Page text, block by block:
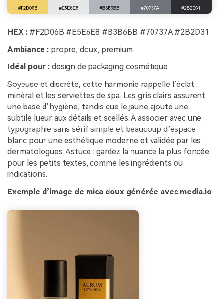
HEX : #F2D06B #E5E6E8 #B3B6BB #70737A #2B2D31
Ambiance : propre, doux, premium
Idéal pour : design de packaging cosmétique
Soyeuse et discrète, cette harmonie rappelle l’éclat
minéral et les serviettes de spa. Les gris clairs assurent
une base d’hygiène, tandis que le jaune ajoute une
subtile lueur aux détails et scellés. À associer avec une
typographie sans sérif simple et beaucoup d’espace
blanc pour une esthétique moderne et validée par les
dermatologues. Astuce : gardez la nuance la plus foncée
pour les petits textes, comme les ingrédients ou
indications.
Exemple d’image de mica doux générée avec media.io